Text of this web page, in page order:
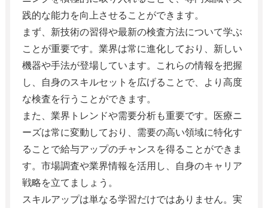
践的な能力を向上させることができます。
まず、新技術の習得や最新の検査方法について学ぶ
ことが重要です。業界は常に進化しており、新しい
機器や手法が登場しています。これらの情報を把握
し、自身のスキルセットを広げることで、より高度
な検査を行うことができます。
また、業界トレンドや需要分析も重要です。医療ニ
ーズは常に変動しており、需要の高い領域に特化す
ることで給与アップのチャンスを得ることができま
す。市場調査や業界情報を活用し、自身のキャリア
戦略を立てましょう。
スキルアップは単なる学習だけではありません。実